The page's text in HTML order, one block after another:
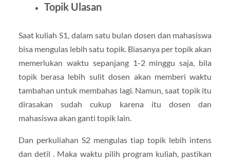
Topik Ulasan
Saat kuliah S1, dalam satu bulan dosen dan mahasiswa
bisa mengulas lebih satu topik. Biasanya per topik akan
memerlukan waktu sepanjang 1-2 minggu saja, bila
topik berasa lebih sulit dosen akan memberi waktu
tambahan untuk membahas lagi. Namun, saat topik itu
dirasakan sudah cukup karena itu dosen dan
mahasiswa akan ganti topik lain.
Dan perkuliahan S2 mengulas tiap topik lebih intens
dan detil . Maka waktu pilih program kuliah, pastikan